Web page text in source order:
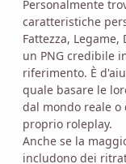
Personalmente
caratteristiche
Fattezza,
un PNG credibile
riferimento. È
quale basare le
dal mondo reale
proprio roleplay.
Anche se la
includono dei